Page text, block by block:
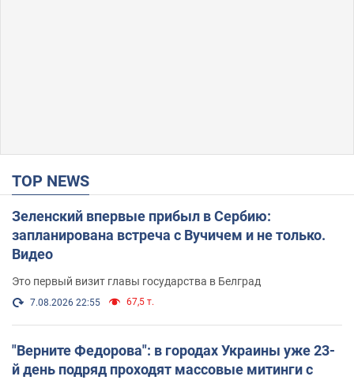
TOP NEWS
Зеленский впервые прибыл в Сербию:
запланирована встреча с Вучичем и не только.
Видео
Это первый визит главы государства в Белград
7.08.2026 22:55 67,5 т.
"Верните Федорова": в городах Украины уже 23-
й день подряд проходят массовые митинги с